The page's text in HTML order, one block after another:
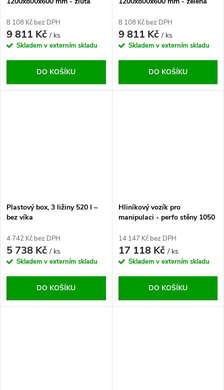
8 108 Kč bez DPH
9 811 Kč/ ks
Skladem v externím skladu
DO KOŠÍKU
8 108 Kč bez DPH
9 811 Kč/ ks
Skladem v externím skladu
DO KOŠÍKU
Plastový box, 3 ližiny 520 l –
bez víka
4 742 Kč bez DPH
5 738 Kč/ ks
Skladem v externím skladu
DO KOŠÍKU
Hliníkový vozík pro
manipulaci - perfo stěny 1050
14 147 Kč bez DPH
17 118 Kč/ ks
Skladem v externím skladu
DO KOŠÍKU